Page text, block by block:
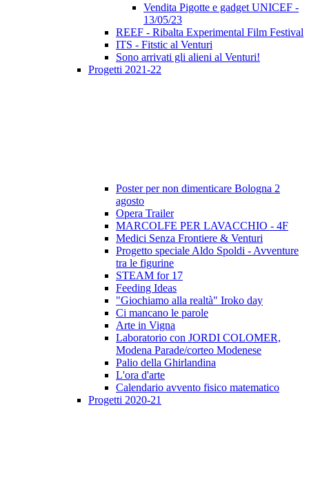
Vendita Pigotte e gadget UNICEF -
13/05/23
REEF - Ribalta Experimental Film Festival
ITS - Fitstic al Venturi
Sono arrivati gli alieni al Venturi!
Progetti 2021-22
Poster per non dimenticare Bologna 2
agosto
Opera Trailer
MARCOLFE PER LAVACCHIO - 4F
Medici Senza Frontiere & Venturi
Progetto speciale Aldo Spoldi - Avventure
tra le figurine
STEAM for 17
Feeding Ideas
"Giochiamo alla realtà" Iroko day
Ci mancano le parole
Arte in Vigna
Laboratorio con JORDI COLOMER,
Modena Parade/corteo Modenese
Palio della Ghirlandina
L'ora d'arte
Calendario avvento fisico matematico
Progetti 2020-21